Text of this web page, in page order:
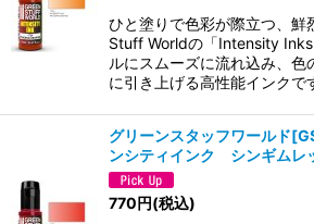
ひと塗りで色彩が際立つ、鮮
Stuff Worldの「Intensity
ルにスムーズに流れ込み、色
に引き上げる高性能インクで
グリーンスタッフワールド
ンシティインク シンギムレ
770円(税込)